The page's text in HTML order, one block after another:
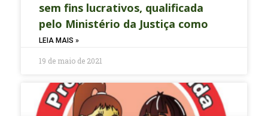
sem fins lucrativos, qualificada
pelo Ministério da Justiça como
LEIA MAIS »
19 de maio de 2021